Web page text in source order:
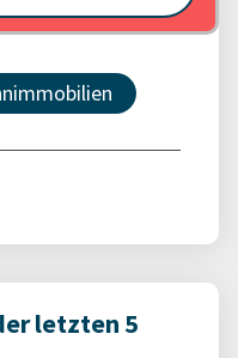
letzten 5